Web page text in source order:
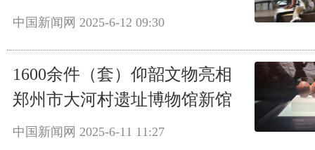
中国新闻网 2025-6-12 09:30
1600余件（套）仰韶文物亮相
郑州市大河村遗址博物馆新馆
中国新闻网 2025-6-11 11:27